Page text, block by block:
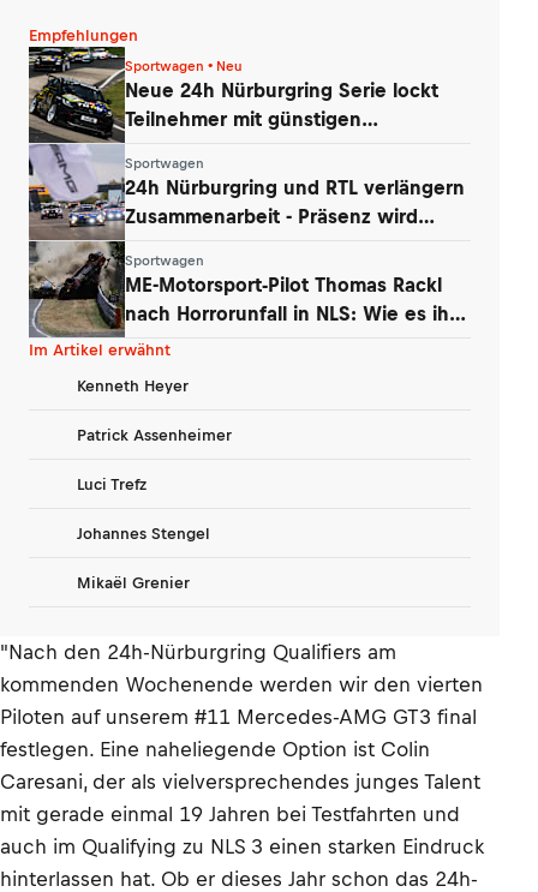
Empfehlungen
Sportwagen • Neu
Neue 24h Nürburgring Serie lockt
Teilnehmer mit günstigen
Sportwagen
24h Nürburgring und RTL verlängern
Zusammenarbeit - Präsenz wird
Sportwagen
ME-Motorsport-Pilot Thomas Rackl
nach Horrorunfall in NLS: Wie es ihm
geht
Im Artikel erwähnt
Kenneth Heyer
Patrick Assenheimer
Luci Trefz
Johannes Stengel
Mikaël Grenier
"Nach den 24h-Nürburgring Qualifiers am
kommenden Wochenende werden wir den vierten
Piloten auf unserem #11 Mercedes-AMG GT3 final
festlegen. Eine naheliegende Option ist Colin
Caresani, der als vielversprechendes junges Talent
mit gerade einmal 19 Jahren bei Testfahrten und
auch im Qualifying zu NLS 3 einen starken Eindruck
hinterlassen hat. Ob er dieses Jahr schon das 24h-